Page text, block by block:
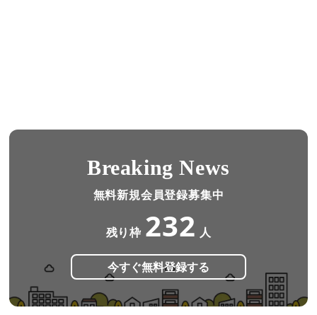
Breaking News
無料新規会員登録募集中
残り枠 232 人
今すぐ無料登録する